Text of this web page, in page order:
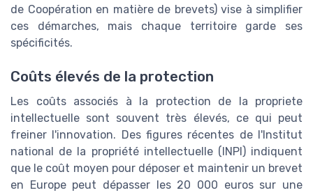
de Coopération en matière de brevets) vise à simplifier
ces démarches, mais chaque territoire garde ses
spécificités.
Coûts élevés de la protection
Les coûts associés à la protection de la propriete
intellectuelle sont souvent très élevés, ce qui peut
freiner l'innovation. Des figures récentes de l'Institut
national de la propriété intellectuelle (INPI) indiquent
que le coût moyen pour déposer et maintenir un brevet
en Europe peut dépasser les 20 000 euros sur une